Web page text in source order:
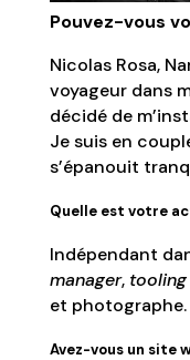
Pouvez-vous
Nicolas Rosa,
voyageur dans
décidé de
Je suis en
s’épanouit
Quelle est votre
Indépendant
manager,
et photographe.
Avez-vous un site